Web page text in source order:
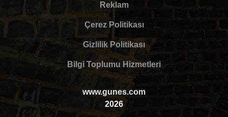
Reklam
Çerez Politikası
Gizlilik Politikası
Bilgi Toplumu Hizmetleri
www.gunes.com
2026